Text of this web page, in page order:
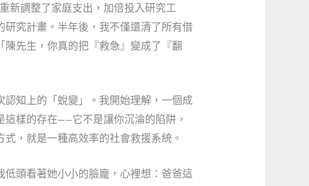
新調整了家庭支出，加倍投入研究工
究計畫。半年後，我不僅還清了所有借
先生，你真的把『救急』變成了『翻
知上的「蛻變」。我開始理解，一個成
樣的存在——它不是讓你沉淪的陷阱，
，就是一種高效率的社會救援系統。
頭看著她小小的臉龐，心裡想：爸爸這